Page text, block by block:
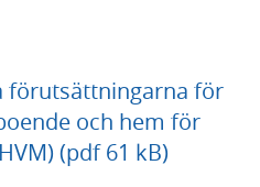
förutsättningarna för
och hem för
(pdf 61 kB)